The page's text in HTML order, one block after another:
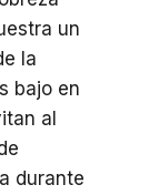
un
la
bajo en
al
durante